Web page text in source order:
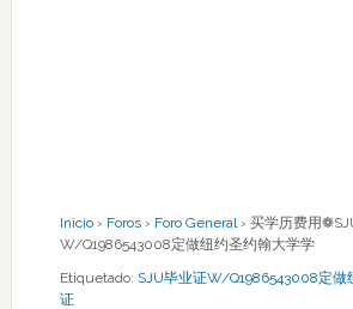
Inicio › Foros › Foro General › 买学历费用
W/Q1986543008定做纽约圣约翰大学学
Etiquetado: SJU毕业证W/Q1986543008定做
证